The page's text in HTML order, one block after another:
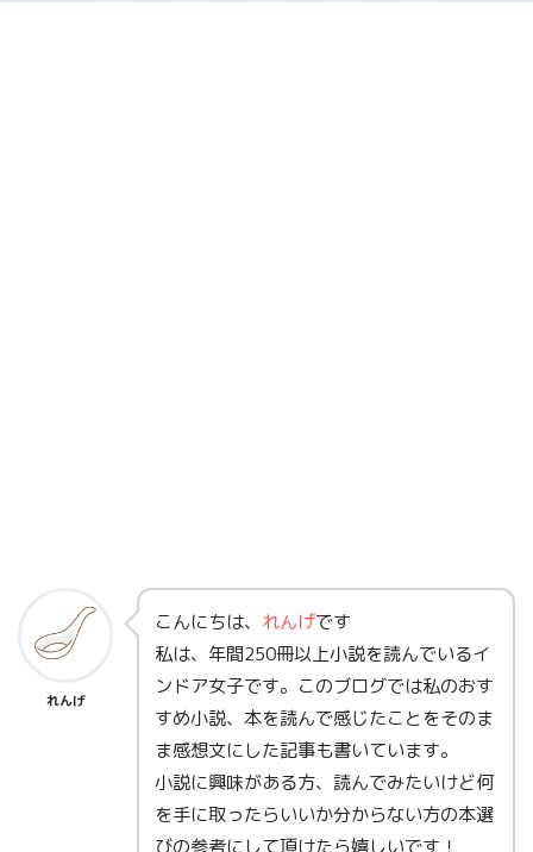
れんげ
こんにちは、 れんげです
私は、年間250冊以上小説を読んでいるイ
ンドア女子です。このブログでは私のおす
すめ小説、本を読んで感じたことをそのま
ま感想文にした記事も書いています。
小説に興味がある方、読んでみたいけど何
を手に取ったらいいか分からない方の本選
びの参考にして頂けたら嬉しいです！